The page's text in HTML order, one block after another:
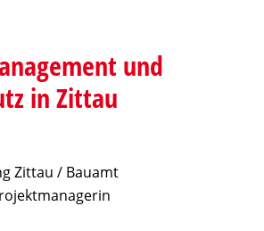
und
in Zittau
Zittau / Bauamt